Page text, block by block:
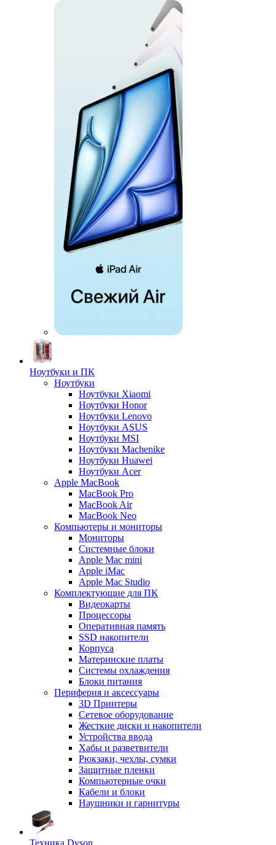
Ноутбуки и ПК
Ноутбуки
Ноутбуки Xiaomi
Ноутбуки Honor
Ноутбуки Lenovo
Ноутбуки ASUS
Ноутбуки MSI
Ноутбуки Machenike
Ноутбуки Huawei
Ноутбуки Acer
Apple MacBook
MacBook Pro
MacBook Air
MacBook Neo
Компьютеры и мониторы
Мониторы
Системные блоки
Apple Mac mini
Apple iMac
Apple Mac Studio
Комплектующие для ПК
Видеокарты
Процессоры
Оперативная память
SSD накопители
Корпуса
Материнские платы
Системы охлаждения
Блоки питания
Периферия и аксессуары
3D Принтеры
Сетевое оборудование
Жесткие диски и накопители
Устройства ввода
Хабы и разветвители
Рюкзаки, чехлы, сумки
Защитные пленки
Компьютерные очки
Кабели и блоки
Наушники и гарнитуры
Техника Dyson